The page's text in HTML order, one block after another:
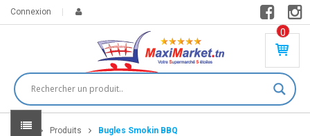
Connexion
0
PR
DU
IT(
S)
Home Produits Bugles Smokin BBQ